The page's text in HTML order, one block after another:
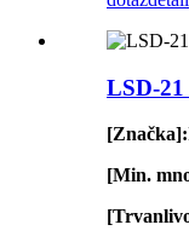
LSD-
[Značka]:
[Min.